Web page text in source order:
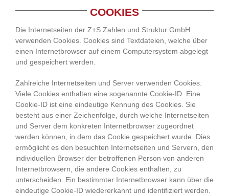
COOKIES
Die Internetseiten der Z+S Zahlen und Struktur GmbH
verwenden Cookies. Cookies sind Textdateien, welche über
einen Internetbrowser auf einem Computersystem abgelegt
und gespeichert werden.
Zahlreiche Internetseiten und Server verwenden Cookies.
Viele Cookies enthalten eine sogenannte Cookie-ID. Eine
Cookie-ID ist eine eindeutige Kennung des Cookies. Sie
besteht aus einer Zeichenfolge, durch welche Internetseiten
und Server dem konkreten Internetbrowser zugeordnet
werden können, in dem das Cookie gespeichert wurde. Dies
ermöglicht es den besuchten Internetseiten und Servern, den
individuellen Browser der betroffenen Person von anderen
Internetbrowsern, die andere Cookies enthalten, zu
unterscheiden. Ein bestimmter Internetbrowser kann über die
eindeutige Cookie-ID wiedererkannt und identifiziert werden.